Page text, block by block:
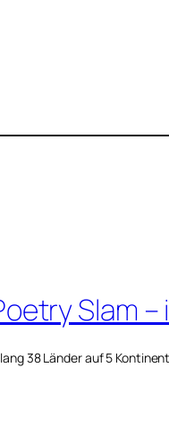
Slam
38 Länder auf 5